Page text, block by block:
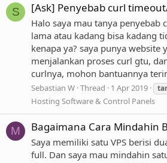
S [Ask] Penyebab curl
Halo saya mau tanya
lama atau kadang bisa kadang
kenapa ya? saya punya website
menjalankan proses curl gtu,
curlnya, mohon bantuannya
Sebastian W Thread 1 Apr 2019
Hosting Software & Control Panels
M Bagaimana Cara Mindahin
Saya memiliki satu VPS berisi
full. Dan saya mau mindahin